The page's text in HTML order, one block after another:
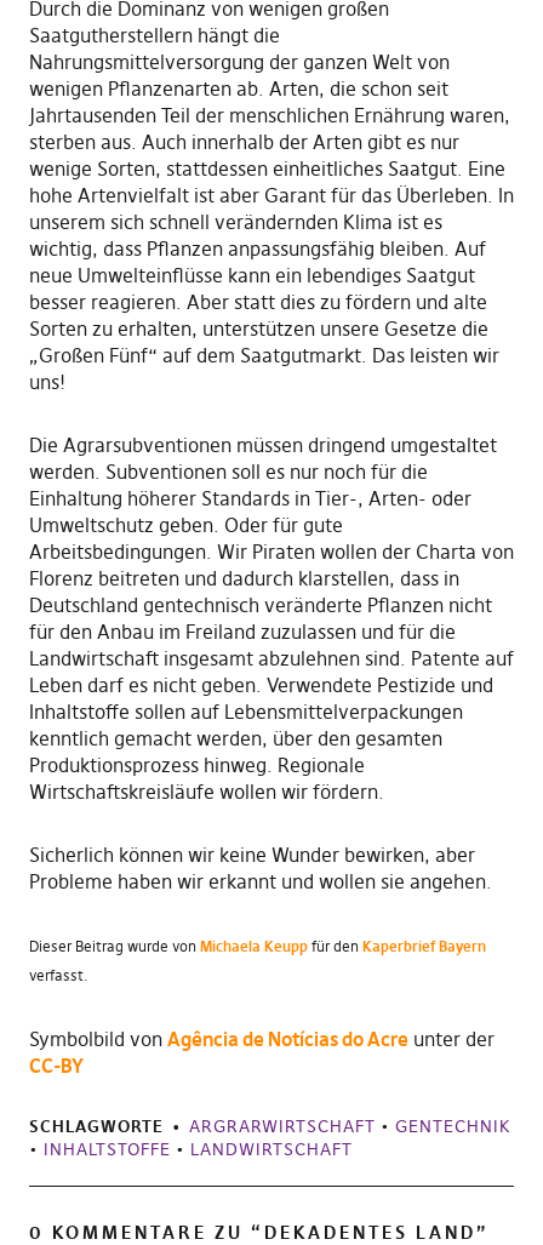
Durch die Dominanz von wenigen großen
Saatgutherstellern hängt die
Nahrungsmittelversorgung der ganzen Welt von
wenigen Pflanzenarten ab. Arten, die schon seit
Jahrtausenden Teil der menschlichen Ernährung waren,
sterben aus. Auch innerhalb der Arten gibt es nur
wenige Sorten, stattdessen einheitliches Saatgut. Eine
hohe Artenvielfalt ist aber Garant für das Überleben. In
unserem sich schnell verändernden Klima ist es
wichtig, dass Pflanzen anpassungsfähig bleiben. Auf
neue Umwelteinflüsse kann ein lebendiges Saatgut
besser reagieren. Aber statt dies zu fördern und alte
Sorten zu erhalten, unterstützen unsere Gesetze die
„Großen Fünf“ auf dem Saatgutmarkt. Das leisten wir
uns!
Die Agrarsubventionen müssen dringend umgestaltet
werden. Subventionen soll es nur noch für die
Einhaltung höherer Standards in Tier-, Arten- oder
Umweltschutz geben. Oder für gute
Arbeitsbedingungen. Wir Piraten wollen der Charta von
Florenz beitreten und dadurch klarstellen, dass in
Deutschland gentechnisch veränderte Pflanzen nicht
für den Anbau im Freiland zuzulassen und für die
Landwirtschaft insgesamt abzulehnen sind. Patente auf
Leben darf es nicht geben. Verwendete Pestizide und
Inhaltstoffe sollen auf Lebensmittelverpackungen
kenntlich gemacht werden, über den gesamten
Produktionsprozess hinweg. Regionale
Wirtschaftskreisläufe wollen wir fördern.
Sicherlich können wir keine Wunder bewirken, aber
Probleme haben wir erkannt und wollen sie angehen.
Dieser Beitrag wurde von Michaela Keuppfür den Kaperbrief Bayern
verfasst.
Symbolbild von Agência de Notícias do Acreunter der
CC-BY
SCHLAGWORTE ARGRARWIRTSCHAFT • GENTECHNIK
• INHALTSTOFFE • LANDWIRTSCHAFT
0 KOMMENTARE ZU “ DEKADENTES LAND”